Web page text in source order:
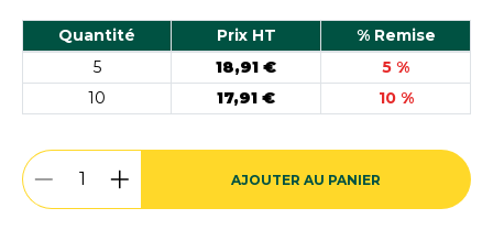
Quantité Prix HT
% Remise
5
18,91 €
5 %
10
17,91 € 10 %
AJOUTER AU PANIER